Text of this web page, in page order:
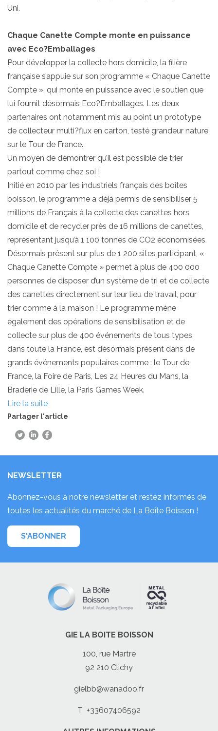
Uni.
Chaque Canette Compte monte en puissance
avec Eco?Emballages
Pour développer la collecte hors domicile, la filière
française s’appuie sur son programme « Chaque Canette
Compte », qui monte en puissance avec le soutien que
lui fournit désormais Eco?Emballages. Les deux
partenaires ont notamment mis au point un prototype
de collecteur multi?flux en carton, testé grandeur nature
sur le Tour de France.
Un moyen de démontrer qu’il est possible de trier
partout comme chez soi !
Initié en 2010 par les industriels français des boîtes
boisson, le programme a déjà permis de sensibiliser 5
millions de Français à la collecte des canettes hors
domicile et de recycler près de 16 millions de canettes,
représentant jusqu’à 1 100 tonnes de CO2 économisées.
Désormais présent sur plus de 1 200 sites participant, «
Chaque Canette Compte » permet à plus de 400 000
personnes de disposer d’un système de tri et de collecte
des canettes directement sur leur lieu de travail, pour
trier comme à la maison ! Le programme mène
également des opérations de sensibilisation et de
collecte sur plus de 400 événements de tous types
dans toute la France, est désormais présent dans de
grands événements populaires comme : le Tour de
France, la Foire de Paris, Les 24 Heures du Mans, la
Braderie de Lille, la Paris Games Week.
Lire la suite
Partager l'article
NEWSLETTER
Abonnez-vous à notre newsletter et restez informés de
toutes les actualités du marché de La Boîte Boisson !
S'ABONNER
GIE LA BOITE BOISSON
100, rue Martre
92 210 Clichy
gielbb@wanadoo.fr
T +33607406592